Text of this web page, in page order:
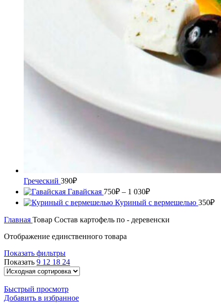
Греческий 390₽
Гавайская 750₽ – 1 030₽Диапазон
750₽
–
Куриный с вермешелью 350₽
Главная Товар Состав картофель по - деревенски
Отображение единственного товара
Показать фильтры
Показать 9 12 18 24
Быстрый просмотр
Добавить в избранное